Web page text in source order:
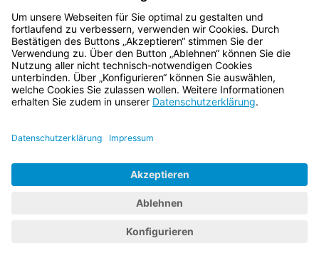
§ 17 Ordnungswidrigkeiten
Bayern.de
BayernPortal
Impressum